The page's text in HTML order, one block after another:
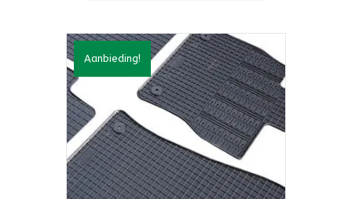
Aanbieding!